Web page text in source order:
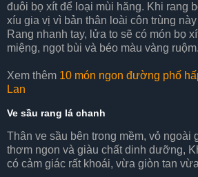
đuôi bọ xít để loại mùi hăng. Khi rang
xíu gia vị vì bản thân loài côn trùng
Rang nhanh tay, lửa to sẽ có món bọ
miệng, ngọt bùi và béo màu vàng ruộm.
Xem thêm 10 món ngon đường phố
Lan
Ve sầu rang lá chanh
Thân ve sầu bên trong mềm, vỏ ngoài
thơm ngon và giàu chất dinh dưỡng,
có cảm giác rất khoái, vừa giòn tan